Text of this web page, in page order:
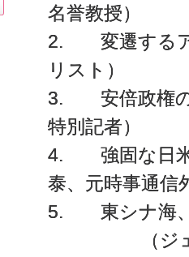
名誉教授）
2. 変遷するア
リスト）
3. 安倍政権の
特別記者）
4. 強固な日米
泰、元時事通信
5. 東シナ海、
（ジェーム